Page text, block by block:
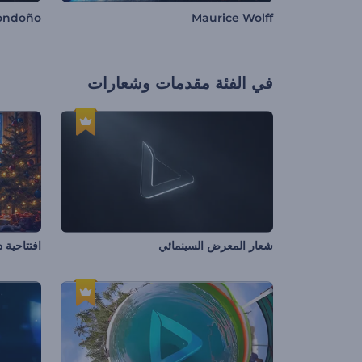
Maurice Wolff
في الفئة مقدمات وشعارات
شعار المعرض السينمائي